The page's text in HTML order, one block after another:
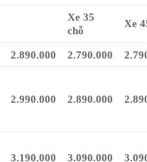
Xe 35
chỗ
Xe
2.890.000 2.790.000
2.990.000 2.890.000
3.190.000 3.090.000